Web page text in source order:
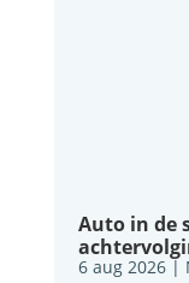
Auto in de
6 aug 2026|